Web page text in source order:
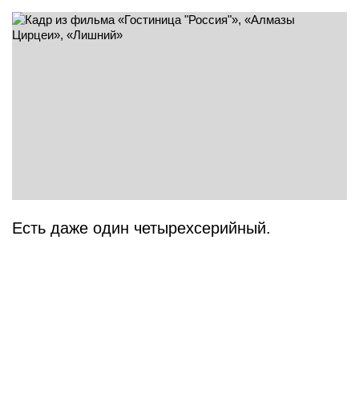
Есть даже один четырехсерийный.